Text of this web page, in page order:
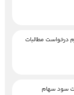
درخواست مطالبات
سود سهام